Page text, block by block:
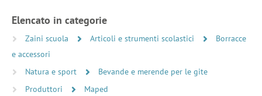
Elencato in categorie
Zaini scuola Articoli e strumenti scolastici
Borracce
e accessori
Natura e sport
Bevande e merende per le gite
Produttori
Maped